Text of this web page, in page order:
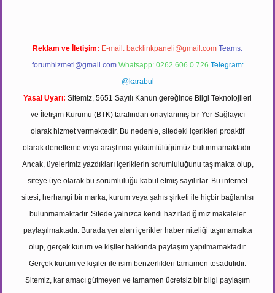
Reklam ve İletişim: E-mail: backlinkpaneli@gmail.com Teams:
forumhizmeti@gmail.com Whatsapp: 0262 606 0 726 Telegram:
@karabul
Yasal Uyarı: Sitemiz, 5651 Sayılı Kanun gereğince Bilgi Teknolojileri
ve İletişim Kurumu (BTK) tarafından onaylanmış bir Yer Sağlayıcı
olarak hizmet vermektedir. Bu nedenle, sitedeki içerikleri proaktif
olarak denetleme veya araştırma yükümlülüğümüz bulunmamaktadır.
Ancak, üyelerimiz yazdıkları içeriklerin sorumluluğunu taşımakta olup,
siteye üye olarak bu sorumluluğu kabul etmiş sayılırlar. Bu internet
sitesi, herhangi bir marka, kurum veya şahıs şirketi ile hiçbir bağlantısı
bulunmamaktadır. Sitede yalnızca kendi hazırladığımız makaleler
paylaşılmaktadır. Burada yer alan içerikler haber niteliği taşımamakta
olup, gerçek kurum ve kişiler hakkında paylaşım yapılmamaktadır.
Gerçek kurum ve kişiler ile isim benzerlikleri tamamen tesadüfidir.
Sitemiz, kar amacı gütmeyen ve tamamen ücretsiz bir bilgi paylaşım